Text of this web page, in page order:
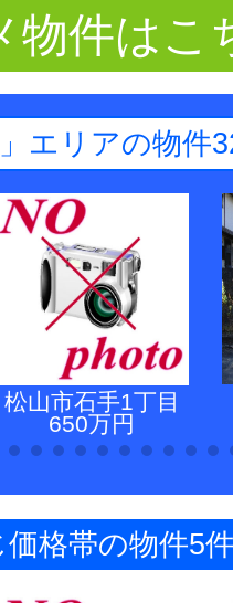
物件はこ
」エリアの物件
松山市石手1丁目
650万円
価格帯の物件5